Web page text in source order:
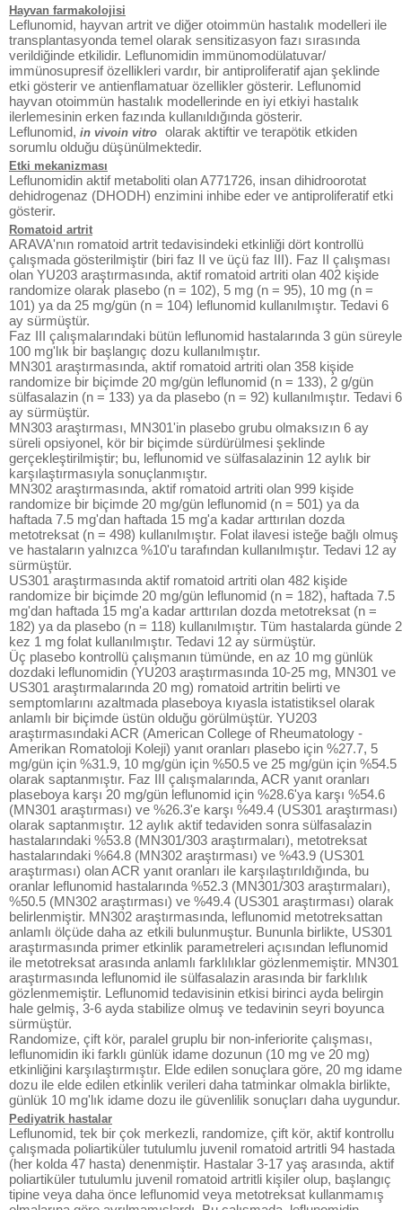
Hayvan farmakolojisi
Leflunomid, hayvan artrit ve diğer otoimmün hastalık modelleri ile
transplantasyonda temel olarak sensitizasyon fazı sırasında
verildiğinde etkilidir. Leflunomidin immünomodülatuvar/
immünosupresif özellikleri vardır, bir antiproliferatif ajan şeklinde
etki gösterir ve antienflamatuar özellikler gösterir. Leflunomid
hayvan otoimmün hastalık modellerinde en iyi etkiyi hastalık
ilerlemesinin erken fazında kullanıldığında gösterir.
Leflunomid, in vivoin vitro olarak aktiftir ve terapötik etkiden
sorumlu olduğu düşünülmektedir.
Etki mekanizması
Leflunomidin aktif metaboliti olan A771726, insan dihidroorotat
dehidrogenaz (DHODH) enzimini inhibe eder ve antiproliferatif etki
gösterir.
Romatoid artrit
ARAVA'nın romatoid artrit tedavisindeki etkinliği dört kontrollü
çalışmada gösterilmiştir (biri faz II ve üçü faz III). Faz II çalışması
olan YU203 araştırmasında, aktif romatoid artriti olan 402 kişide
randomize olarak plasebo (n = 102), 5 mg (n = 95), 10 mg (n =
101) ya da 25 mg/gün (n = 104) leflunomid kullanılmıştır. Tedavi 6
ay sürmüştür.
Faz III çalışmalarındaki bütün leflunomid hastalarında 3 gün süreyle
100 mg'lık bir başlangıç dozu kullanılmıştır.
MN301 araştırmasında, aktif romatoid artriti olan 358 kişide
randomize bir biçimde 20 mg/gün leflunomid (n = 133), 2 g/gün
sülfasalazin (n = 133) ya da plasebo (n = 92) kullanılmıştır. Tedavi 6
ay sürmüştür.
MN303 araştırması, MN301'in plasebo grubu olmaksızın 6 ay
süreli opsiyonel, kör bir biçimde sürdürülmesi şeklinde
gerçekleştirilmiştir; bu, leflunomid ve sülfasalazinin 12 aylık bir
karşılaştırmasıyla sonuçlanmıştır.
MN302 araştırmasında, aktif romatoid artriti olan 999 kişide
randomize bir biçimde 20 mg/gün leflunomid (n = 501) ya da
haftada 7.5 mg'dan haftada 15 mg'a kadar arttırılan dozda
metotreksat (n = 498) kullanılmıştır. Folat ilavesi isteğe bağlı olmuş
ve hastaların yalnızca %10'u tarafından kullanılmıştır. Tedavi 12 ay
sürmüştür.
US301 araştırmasında aktif romatoid artriti olan 482 kişide
randomize bir biçimde 20 mg/gün leflunomid (n = 182), haftada 7.5
mg'dan haftada 15 mg'a kadar arttırılan dozda metotreksat (n =
182) ya da plasebo (n = 118) kullanılmıştır. Tüm hastalarda günde 2
kez 1 mg folat kullanılmıştır. Tedavi 12 ay sürmüştür.
Üç plasebo kontrollü çalışmanın tümünde, en az 10 mg günlük
dozdaki leflunomidin (YU203 araştırmasında 10-25 mg, MN301 ve
US301 araştırmalarında 20 mg) romatoid artritin belirti ve
semptomlarını azaltmada plaseboya kıyasla istatistiksel olarak
anlamlı bir biçimde üstün olduğu görülmüştür. YU203
araştırmasındaki ACR (American College of Rheumatology -
Amerikan Romatoloji Koleji) yanıt oranları plasebo için %27.7, 5
mg/gün için %31.9, 10 mg/gün için %50.5 ve 25 mg/gün için %54.5
olarak saptanmıştır. Faz III çalışmalarında, ACR yanıt oranları
plaseboya karşı 20 mg/gün leflunomid için %28.6'ya karşı %54.6
(MN301 araştırması) ve %26.3'e karşı %49.4 (US301 araştırması)
olarak saptanmıştır. 12 aylık aktif tedaviden sonra sülfasalazin
hastalarındaki %53.8 (MN301/303 araştırmaları), metotreksat
hastalarındaki %64.8 (MN302 araştırması) ve %43.9 (US301
araştırması) olan ACR yanıt oranları ile karşılaştırıldığında, bu
oranlar leflunomid hastalarında %52.3 (MN301/303 araştırmaları),
%50.5 (MN302 araştırması) ve %49.4 (US301 araştırması) olarak
belirlenmiştir. MN302 araştırmasında, leflunomid metotreksattan
anlamlı ölçüde daha az etkili bulunmuştur. Bununla birlikte, US301
araştırmasında primer etkinlik parametreleri açısından leflunomid
ile metotreksat arasında anlamlı farklılıklar gözlenmemiştir. MN301
araştırmasında leflunomid ile sülfasalazin arasında bir farklılık
gözlenmemiştir. Leflunomid tedavisinin etkisi birinci ayda belirgin
hale gelmiş, 3-6 ayda stabilize olmuş ve tedavinin seyri boyunca
sürmüştür.
Randomize, çift kör, paralel gruplu bir non-inferiorite çalışması,
leflunomidin iki farklı günlük idame dozunun (10 mg ve 20 mg)
etkinliğini karşılaştırmıştır. Elde edilen sonuçlara göre, 20 mg idame
dozu ile elde edilen etkinlik verileri daha tatminkar olmakla birlikte,
günlük 10 mg'lık idame dozu ile güvenlilik sonuçları daha uygundur.
Pediyatrik hastalar
Leflunomid, tek bir çok merkezli, randomize, çift kör, aktif kontrollu
çalışmada poliartiküler tutulumlu juvenil romatoid artritli 94 hastada
(her kolda 47 hasta) denenmiştir. Hastalar 3-17 yaş arasında, aktif
poliartiküler tutulumlu juvenil romatoid artritli kişiler olup, başlangıç
tipine veya daha önce leflunomid veya metotreksat kullanmamış